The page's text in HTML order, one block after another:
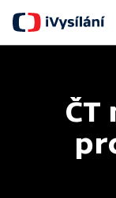
ČT